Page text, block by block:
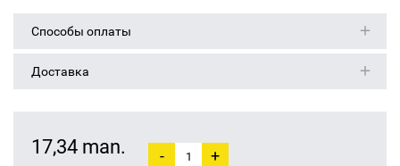
Способы оплаты
Доставка
17,34 man. - +